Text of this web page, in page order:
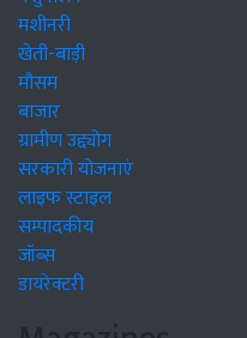
मशीनरी
खेती-बाड़ी
मौसम
बाजार
ग्रामीण उद्द्योग
सरकारी योजनाएं
लाइफ स्टाइल
सम्पादकीय
जॉब्स
डायरेक्टरी